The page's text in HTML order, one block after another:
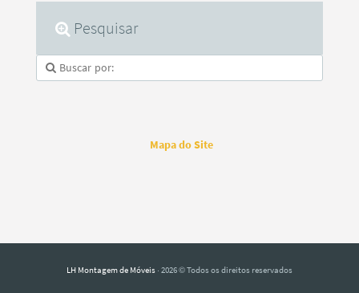
Pesquisar
Mapa do Site
LH Montagem de Móveis · 2026 © Todos os direitos reservados